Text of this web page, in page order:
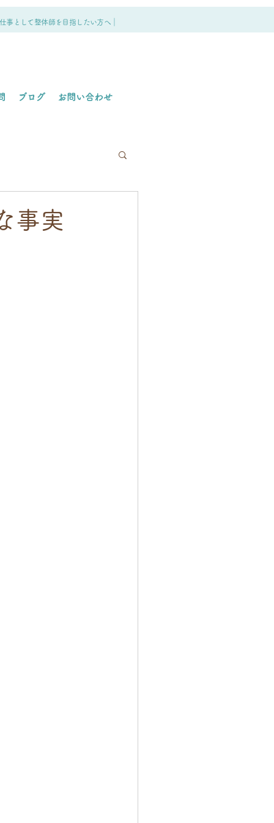
事として整体師を目指したい方へ｜
ブログ お問い合わせ
事実